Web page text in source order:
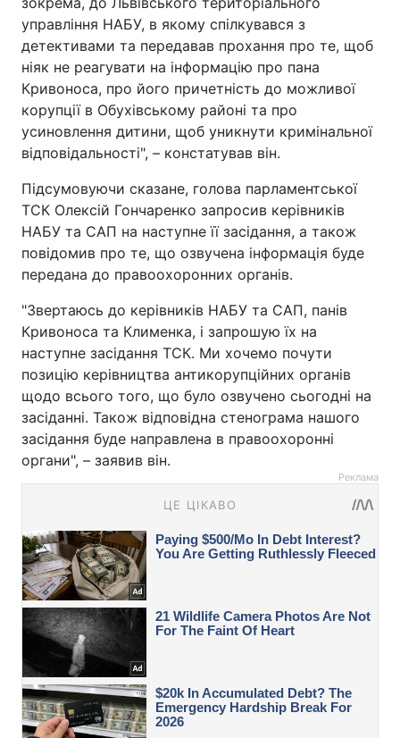
управління НАБУ, в якому спілкувався з
детективами та передавав прохання про те, щоб
ніяк не реагувати на інформацію про пана
Кривоноса, про його причетність до можливої
корупції в Обухівському районі та про
усиновлення дитини, щоб уникнути кримінальної
відповідальності", – констатував він.
Підсумовуючи сказане, голова парламентської
ТСК Олексій Гончаренко запросив керівників
НАБУ та САП на наступне її засідання, а також
повідомив про те, що озвучена інформація буде
передана до правоохоронних органів.
"Звертаюсь до керівників НАБУ та САП, панів
Кривоноса та Клименка, і запрошую їх на
наступне засідання ТСК. Ми хочемо почути
позицію керівництва антикорупційних органів
щодо всього того, що було озвучено сьогодні на
засіданні. Також відповідна стенограма нашого
засідання буде направлена в правоохоронні
органи", – заявив він.
Реклама